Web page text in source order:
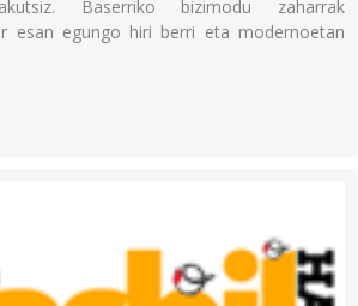
Baserriko bizimodu zaharrak
esan egungo hiri berri eta modernoetan